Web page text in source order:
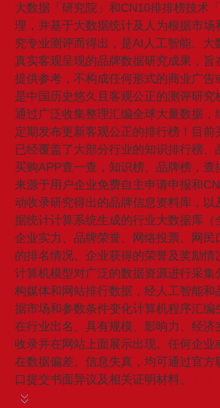
大数据「研究院」和CN10排排榜技术
理，并基于大数据统计及人为根据市
究专业测评而得出，是AI人工智能、
真实客观呈现的品牌数据研究成果，
提供参考，不构成任何形式的商业广
是中国历史悠久且客观公正的测评研
通过广泛收集整理汇编全球大量数据
定期发布更新客观公正的排行榜！目
已经覆盖了大部分行业的知识排行榜
买购APP查一查，知识榜、品牌榜，
来源于用户企业免费自主申请申报和
动收录研究得出的品牌信息资料库，
据统计计算系统生成的行业大数据库
企业实力、品牌荣誉、网络投票、网
的排名情况、企业获得的荣誉及奖励
计算机模型对广泛的数据资源进行采
构媒体和网站排行数据，经人工智能
据市场和参数条件变化计算机程序汇
在行业出名、具有规模、影响力、经
收录并在网站上面展示出现。任何企
在数据偏差、信息失真，均可通过官
口提交书面异议及相关证明材料。